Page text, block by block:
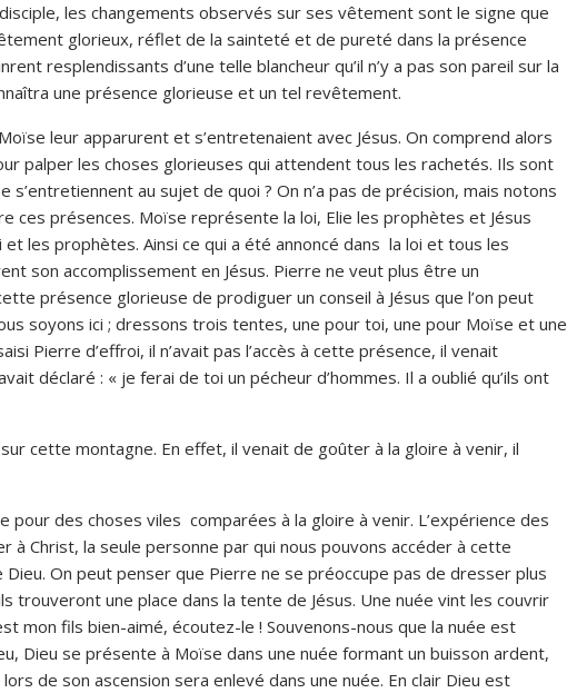
les changements observés sur ses vêtement sont le signe que
glorieux, réflet de la sainteté et de pureté dans la présence
resplendissants d’une telle blancheur qu’il n’y a pas son pareil sur la
une présence glorieuse et un tel revêtement.
leur apparurent et s’entretenaient avec Jésus. On comprend alors
palper les choses glorieuses qui attendent tous les rachetés. Ils sont
s’entretiennent au sujet de quoi ? On n’a pas de précision, mais notons
ces présences. Moïse représente la loi, Elie les prophètes et Jésus
et les prophètes. Ainsi ce qui a été annoncé dans la loi et tous les
son accomplissement en Jésus. Pierre ne veut plus être un
présence glorieuse de prodiguer un conseil à Jésus que l’on peut
soyons ici ; dressons trois tentes, une pour toi, une pour Moïse et une
Pierre d’effroi, il n’avait pas l’accès à cette présence, il venait
déclaré : « je ferai de toi un pécheur d’hommes. Il a oublié qu’ils ont
cette montagne. En effet, il venait de goûter à la gloire à venir, il
pour des choses viles comparées à la gloire à venir. L’expérience des
à Christ, la seule personne par qui nous pouvons accéder à cette
On peut penser que Pierre ne se préoccupe pas de dresser plus
trouveront une place dans la tente de Jésus. Une nuée vint les couvrir
mon fils bien-aimé, écoutez-le ! Souvenons-nous que la nuée est
Dieu se présente à Moïse dans une nuée formant un buisson ardent,
de son ascension sera enlevé dans une nuée. En clair Dieu est